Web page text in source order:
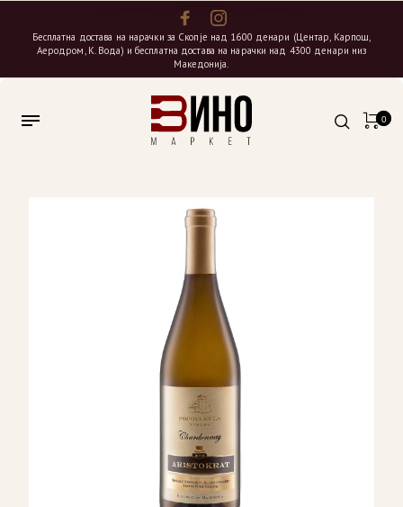
Бесплатна достава на нарачки за Скопје над 1600 денари (Центар, Карпош,
Аеродром, К. Вода) и бесплатна достава на нарачки над 4300 денари низ
Македонија.
0